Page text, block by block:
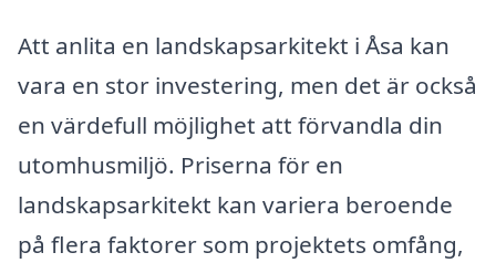
Att anlita en landskapsarkitekt i Åsa kan
vara en stor investering, men det är också
en värdefull möjlighet att förvandla din
utomhusmiljö. Priserna för en
landskapsarkitekt kan variera beroende
på flera faktorer som projektets omfång,